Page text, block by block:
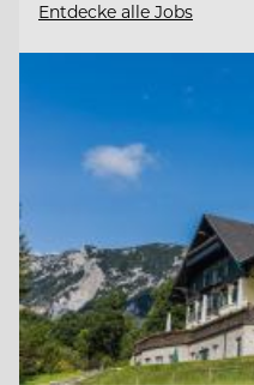
Entdecke alle Jobs